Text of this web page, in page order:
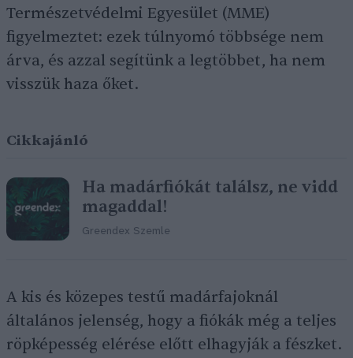
Természetvédelmi Egyesület (MME)
figyelmeztet: ezek túlnyomó többsége nem
árva, és azzal segítünk a legtöbbet, ha nem
visszük haza őket.
Cikkajánló
Ha madárfiókát találsz, ne vidd
magaddal!
Greendex Szemle
A kis és közepes testű madárfajoknál
általános jelenség, hogy a fiókák még a teljes
röpképesség elérése előtt elhagyják a fészket.